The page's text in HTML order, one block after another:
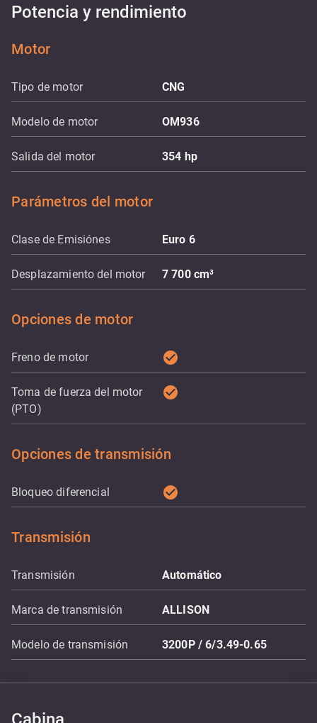
Potencia y rendimiento
Motor
Tipo de motor CNG
Modelo de motor OM936
Salida del motor 354 hp
Parámetros del motor
Clase de Emisiónes Euro 6
Desplazamiento del motor 7 700 cm³
Opciones de motor
Freno de motor check_circle
Toma de fuerza del motor
(PTO)
check_circle
Opciones de transmisión
Bloqueo diferencial check_circle
Transmisión
Transmisión Automático
Marca de transmisión ALLISON
Modelo de transmisión 3200P / 6/3.49-0.65